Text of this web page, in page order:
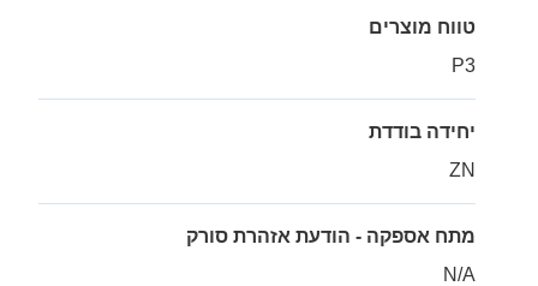
טווח מוצרים
P3
יחידה בודדת
ZN
מתח אספקה - הודעת אזהרת סורק
N/A